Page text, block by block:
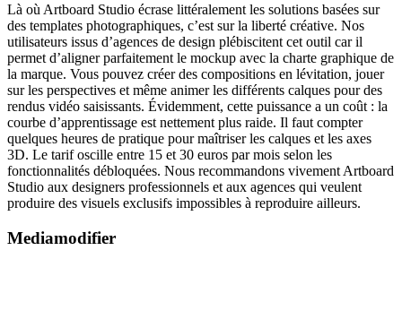
Là où Artboard Studio écrase littéralement les solutions basées sur
des templates photographiques, c’est sur la liberté créative. Nos
utilisateurs issus d’agences de design plébiscitent cet outil car il
permet d’aligner parfaitement le mockup avec la charte graphique de
la marque. Vous pouvez créer des compositions en lévitation, jouer
sur les perspectives et même animer les différents calques pour des
rendus vidéo saisissants. Évidemment, cette puissance a un coût : la
courbe d’apprentissage est nettement plus raide. Il faut compter
quelques heures de pratique pour maîtriser les calques et les axes
3D. Le tarif oscille entre 15 et 30 euros par mois selon les
fonctionnalités débloquées. Nous recommandons vivement Artboard
Studio aux designers professionnels et aux agences qui veulent
produire des visuels exclusifs impossibles à reproduire ailleurs.
Mediamodifier